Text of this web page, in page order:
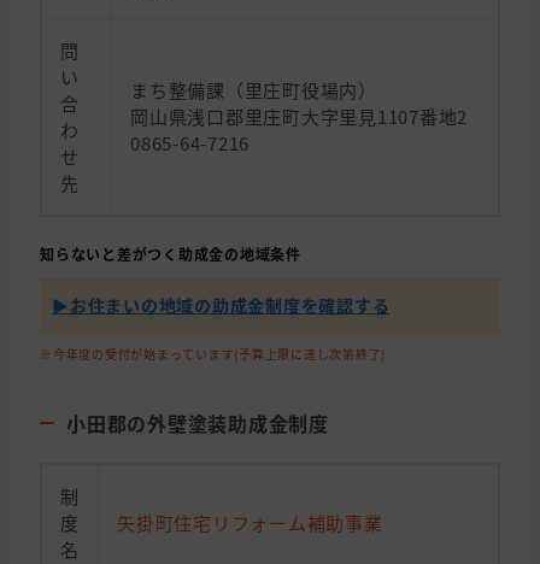
問
い
合
わ
せ
先
まち整備課（里庄町役場内）
岡山県浅口郡里庄町大字里見1107番地2
0865-64-7216
知らないと差がつく助成金の地域条件
▶︎お住まいの地域の助成金制度を確認する
※今年度の受付が始まっています(予算上限に達し次第終了)
小田郡の外壁塗装助成金制度
制
度
名
矢掛町住宅リフォーム補助事業